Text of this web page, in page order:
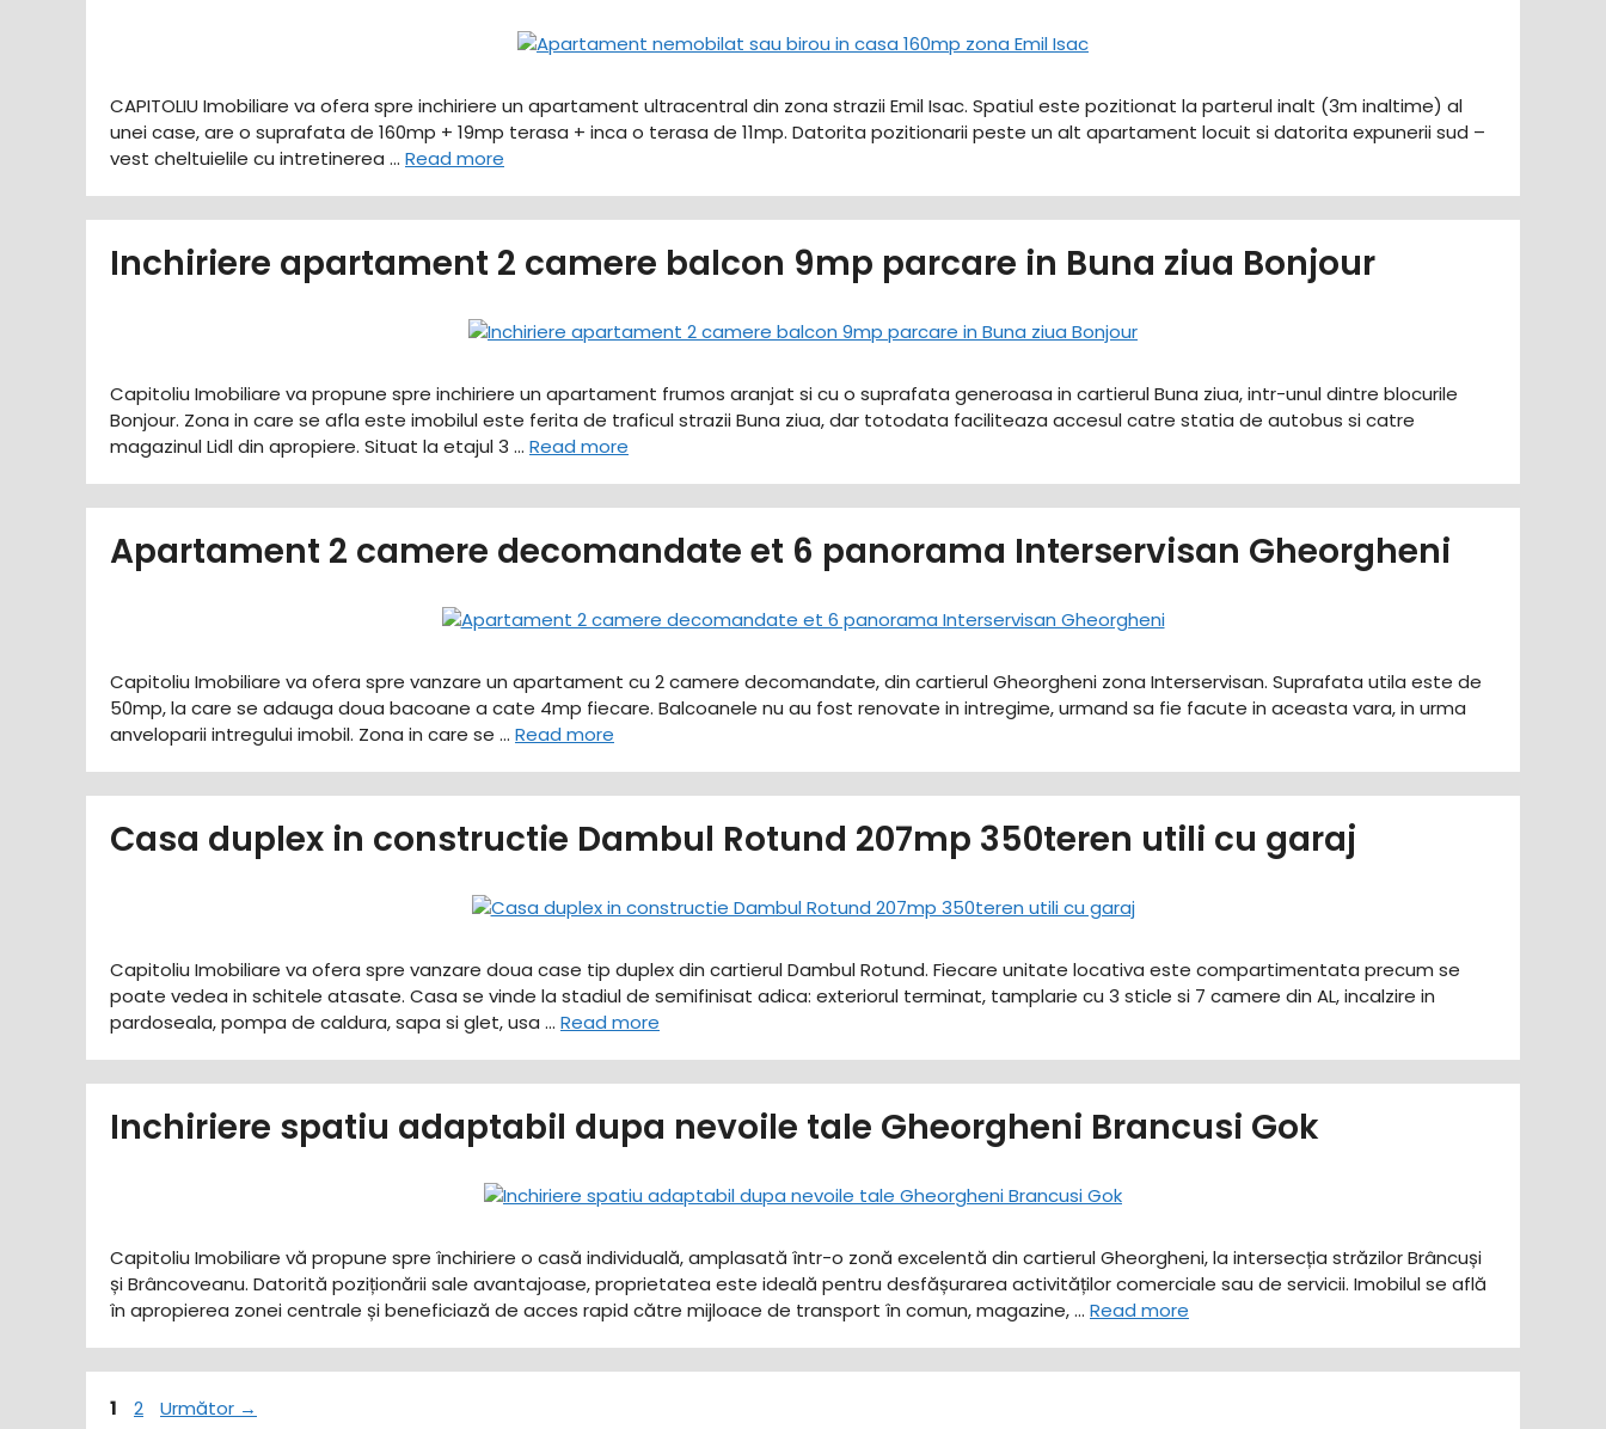
CAPITOLIU Imobiliare va ofera spre inchiriere un apartament ultracentral din zona strazii Emil Isac. Spatiul este pozitionat la parterul inalt (3m inaltime) al
unei case, are o suprafata de 160mp + 19mp terasa + inca o terasa de 11mp. Datorita pozitionarii peste un alt apartament locuit si datorita expunerii sud –
vest cheltuielile cu intretinerea … Read more
Inchiriere apartament 2 camere balcon 9mp parcare in Buna ziua Bonjour
Capitoliu Imobiliare va propune spre inchiriere un apartament frumos aranjat si cu o suprafata generoasa in cartierul Buna ziua, intr-unul dintre blocurile
Bonjour. Zona in care se afla este imobilul este ferita de traficul strazii Buna ziua, dar totodata faciliteaza accesul catre statia de autobus si catre
magazinul Lidl din apropiere. Situat la etajul 3 … Read more
Apartament 2 camere decomandate et 6 panorama Interservisan Gheorgheni
Capitoliu Imobiliare va ofera spre vanzare un apartament cu 2 camere decomandate, din cartierul Gheorgheni zona Interservisan. Suprafata utila este de
50mp, la care se adauga doua bacoane a cate 4mp fiecare. Balcoanele nu au fost renovate in intregime, urmand sa fie facute in aceasta vara, in urma
anveloparii intregului imobil. Zona in care se … Read more
Casa duplex in constructie Dambul Rotund 207mp 350teren utili cu garaj
Capitoliu Imobiliare va ofera spre vanzare doua case tip duplex din cartierul Dambul Rotund. Fiecare unitate locativa este compartimentata precum se
poate vedea in schitele atasate. Casa se vinde la stadiul de semifinisat adica: exteriorul terminat, tamplarie cu 3 sticle si 7 camere din AL, incalzire in
pardoseala, pompa de caldura, sapa si glet, usa … Read more
Inchiriere spatiu adaptabil dupa nevoile tale Gheorgheni Brancusi Gok
Capitoliu Imobiliare vă propune spre închiriere o casă individuală, amplasată într-o zonă excelentă din cartierul Gheorgheni, la intersecția străzilor Brâncuși
și Brâncoveanu. Datorită poziționării sale avantajoase, proprietatea este ideală pentru desfășurarea activităților comerciale sau de servicii. Imobilul se află
în apropierea zonei centrale și beneficiază de acces rapid către mijloace de transport în comun, magazine, … Read more
Pagina
1 Pagina
2 Următor →